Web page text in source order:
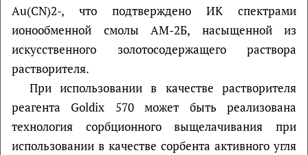
Au(CN)2-, что подтверждено ИК спектрами
ионообменной смолы АМ-2Б, насыщенной из
искусственного золотосодержащего раствора
растворителя.
При использовании в качестве растворителя
реагента Goldix 570 может быть реализована
технология сорбционного выщелачивания при
использовании в качестве сорбента активного угля